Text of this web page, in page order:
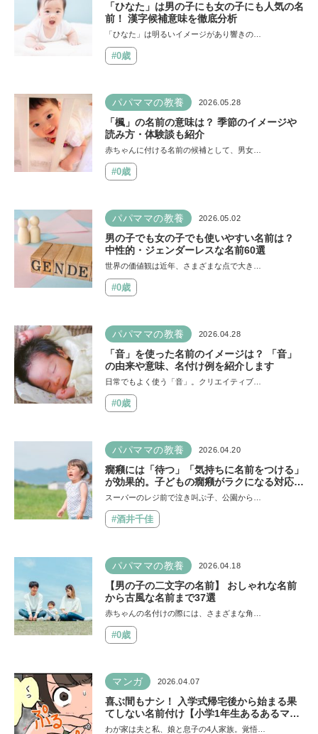
「ひなた」は男の子にも女の子にも人気の名
前！ 漢字候補意味を徹底分析
「ひなた」は明るいイメージがあり響きの…
#0歳
パパママの教養 2026.05.28
「楓」の名前の意味は？ 季節のイメージや
読み方・体験談も紹介
赤ちゃんに付ける名前の候補として、男女…
#0歳
パパママの教養 2026.05.02
男の子でも女の子でも使いやすい名前は？
中性的・ジェンダーレスな名前60選
世界の価値観は近年、さまざまな点で大き…
#0歳
パパママの教養 2026.04.28
「音」を使った名前のイメージは？ 「音」
の由来や意味、名付け例を紹介します
日常でもよく使う「音」。クリエイティブ…
#0歳
パパママの教養 2026.04.20
癇癪には「待つ」「気持ちに名前をつける」
が効果的。子どもの癇癪がラクになる対応を
保育士が解説
スーパーのレジ前で泣き叫ぶ子、公園から…
#酒井千佳
パパママの教養 2026.04.18
【男の子の二文字の名前】 おしゃれな名前
から古風な名前まで37選
赤ちゃんの名付けの際には、さまざまな角…
#0歳
マンガ 2026.04.07
喜ぶ間もナシ！ 入学式帰宅後から始まる果
てしない名前付け【小学1年生あるあるマン
ガ】
わが家は夫と私、娘と息子の4人家族。覚悟…